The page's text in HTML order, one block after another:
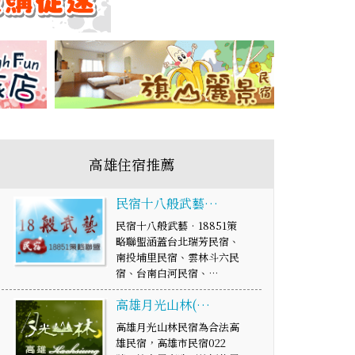
高雄住宿推薦
民宿十八般武藝…
民宿十八般武藝‧18851策
略聯盟涵蓋台北瑞芳民宿、
南投埔里民宿、雲林斗六民
宿、台南白河民宿、…
高雄月光山林(…
高雄月光山林民宿為合法高
雄民宿，高雄市民宿022